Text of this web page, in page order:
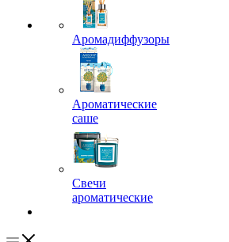
Аромадиффузоры
Ароматические
саше
Свечи
ароматические